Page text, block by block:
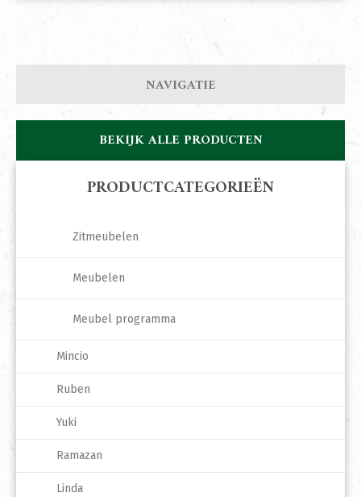
NAVIGATIE
BEKIJK ALLE PRODUCTEN
PRODUCTCATEGORIEËN
Zitmeubelen
Meubelen
Meubel programma
Mincio
Ruben
Yuki
Ramazan
Linda